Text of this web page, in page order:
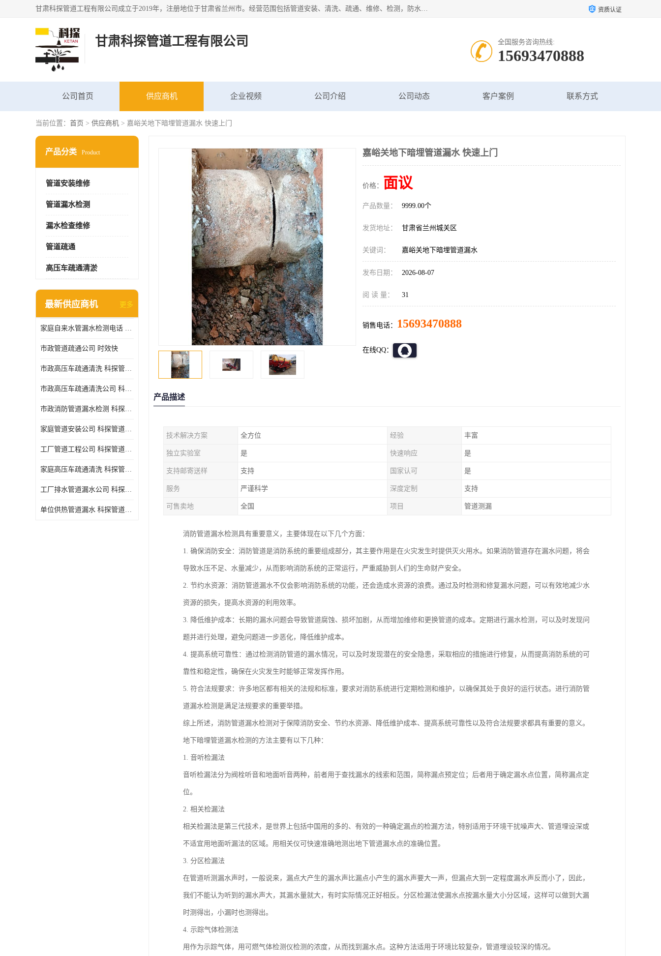
甘肃科探管道工程有限公司成立于2019年，注册地位于甘肃省兰州市。经营范围包括管道安装、清洗、疏通、维修、检测，防水工程，工程钻孔，化粪池清理，暖气安装，给排水管道安装维修，室内外管道如消防、供水、供热管道漏水检测定位，室内外防水堵漏等。 资质认证
甘肃科探管道工程有限公司 全国服务咨询热线:
15693470888
公司首页 供应商机 企业视频 公司介绍 公司动态 客户案例 联系方式
当前位置： 首页 > 供应商机 > 嘉峪关地下暗埋管道漏水 快速上门
产品分类 Product
管道安装维修
管道漏水检测
漏水检查维修
管道疏通
高压车疏通清淤
最新供应商机 更多
家庭自来水管漏水检测电话 服务周到
市政管道疏通公司 时效快
市政高压车疏通清洗 科探管道工程 设备齐
市政高压车疏通清洗公司 科探管道工程 经验丰富
市政消防管道漏水检测 科探管道工程 快速上门
家庭管道安装公司 科探管道工程 团队服务
工厂管道工程公司 科探管道工程 时效快
家庭高压车疏通清洗 科探管道工程 服务周到
工厂排水管道漏水公司 科探管道工程 快速上门
单位供热管道漏水 科探管道工程 设备齐
嘉峪关地下暗埋管道漏水 快速上门
价格： 面议
产品数量： 9999.00个
发货地址： 甘肃省兰州城关区
关键词： 嘉峪关地下暗埋管道漏水
发布日期： 2026-08-07
阅 读 量： 31
销售电话： 15693470888
在线QQ：
产品描述
技术解决方案 全方位 经验 丰富
独立实验室 是 快速响应 是
支持邮寄送样 支持 国家认可 是
服务 严谨科学 深度定制 支持
可售卖地 全国 项目 管道测漏
消防管道漏水检测具有重要意义，主要体现在以下几个方面：
1. 确保消防安全：消防管道是消防系统的重要组成部分，其主要作用是在火灾发生时提供灭火用水。如果消防管道存在漏水问题，将会
导致水压不足、水量减少，从而影响消防系统的正常运行，严重威胁到人们的生命财产安全。
2. 节约水资源：消防管道漏水不仅会影响消防系统的功能，还会造成水资源的浪费。通过及时检测和修复漏水问题，可以有效地减少水
资源的损失，提高水资源的利用效率。
3. 降低维护成本：长期的漏水问题会导致管道腐蚀、损坏加剧，从而增加维修和更换管道的成本。定期进行漏水检测，可以及时发现问
题并进行处理，避免问题进一步恶化，降低维护成本。
4. 提高系统可靠性：通过检测消防管道的漏水情况，可以及时发现潜在的安全隐患，采取相应的措施进行修复，从而提高消防系统的可
靠性和稳定性，确保在火灾发生时能够正常发挥作用。
5. 符合法规要求：许多地区都有相关的法规和标准，要求对消防系统进行定期检测和维护，以确保其处于良好的运行状态。进行消防管
道漏水检测是满足法规要求的重要举措。
综上所述，消防管道漏水检测对于保障消防安全、节约水资源、降低维护成本、提高系统可靠性以及符合法规要求都具有重要的意义。
地下暗埋管道漏水检测的方法主要有以下几种：
1. 音听检漏法
音听检漏法分为阀栓听音和地面听音两种，前者用于查找漏水的线索和范围，简称漏点预定位；后者用于确定漏水点位置，简称漏点定
位。
2. 相关检漏法
相关检漏法是第三代技术，是世界上包括中国用的多的、有效的一种确定漏点的检漏方法，特别适用于环境干扰噪声大、管道埋设深或
不适宜用地面听漏法的区域。用相关仪可快速准确地测出地下管道漏水点的准确位置。
3. 分区检漏法
在管道听测漏水声时，一般说来，漏点大产生的漏水声比漏点小产生的漏水声要大一声，但漏点大到一定程度漏水声反而小了，因此，
我们不能认为听到的漏水声大，其漏水量就大，有时实际情况正好相反。分区检漏法使漏水点按漏水量大小分区域，这样可以做到大漏
时测得出，小漏时也测得出。
4. 示踪气体检测法
用作为示踪气体，用可燃气体检测仪检测的浓度，从而找到漏水点。这种方法适用于环境比较复杂，管道埋设较深的情况。